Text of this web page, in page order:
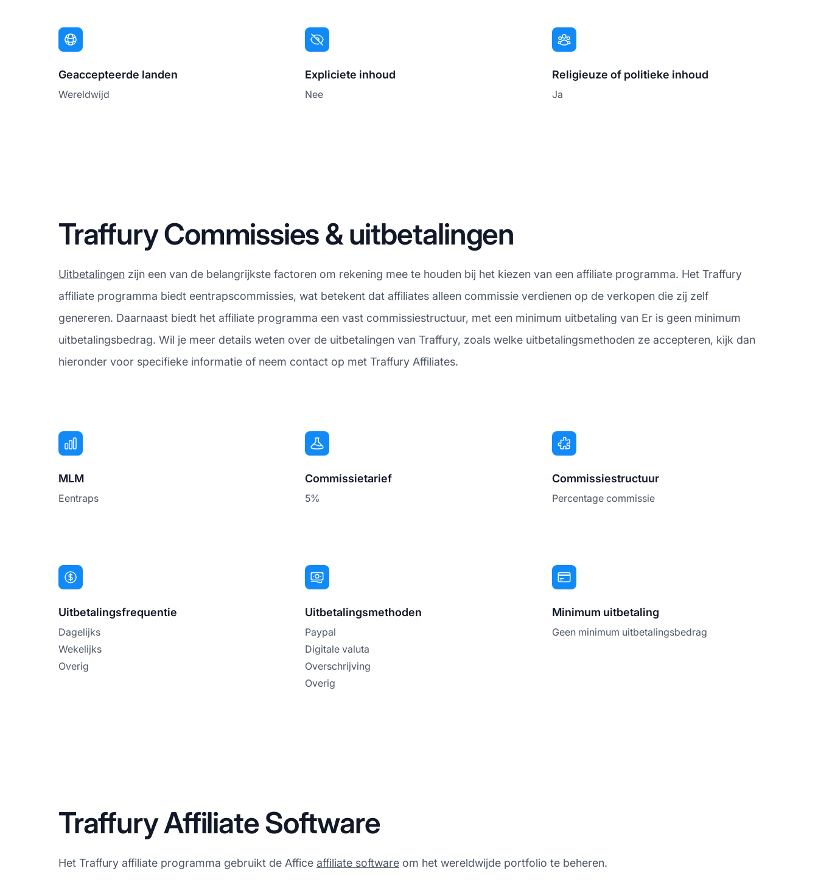
Geaccepteerde landen
Wereldwijd
Expliciete inhoud
Nee
Religieuze of politieke inhoud
Ja
Traffury Commissies & uitbetalingen
Uitbetalingen zijn een van de belangrijkste factoren om rekening mee te houden bij het kiezen van een affiliate programma. Het Traffury
affiliate programma biedt eentrapscommissies, wat betekent dat affiliates alleen commissie verdienen op de verkopen die zij zelf
genereren. Daarnaast biedt het affiliate programma een vast commissiestructuur, met een minimum uitbetaling van Er is geen minimum
uitbetalingsbedrag. Wil je meer details weten over de uitbetalingen van Traffury, zoals welke uitbetalingsmethoden ze accepteren, kijk dan
hieronder voor specifieke informatie of neem contact op met Traffury Affiliates.
MLM
Eentraps
Commissietarief
5%
Commissiestructuur
Percentage commissie
Uitbetalingsfrequentie
Dagelijks
Wekelijks
Overig
Uitbetalingsmethoden
Paypal
Digitale valuta
Overschrijving
Overig
Minimum uitbetaling
Geen minimum uitbetalingsbedrag
Traffury Affiliate Software
Het Traffury affiliate programma gebruikt de Affice affiliate software om het wereldwijde portfolio te beheren.